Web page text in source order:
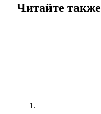
Читайте также